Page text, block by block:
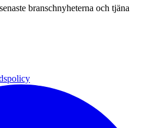
branschnyheterna och tjäna